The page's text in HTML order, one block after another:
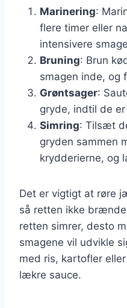
Marinering:
flere timer eller
intensivere
Bruning: Brun
smagen inde, og
Grøntsager:
gryde, indtil de
Simring: Tilsæt
gryden sammen
krydderierne, og
Det er vigtigt at røre
så retten ikke
retten simrer, desto
smagene vil udvikle
med ris, kartofler
lækre sauce.